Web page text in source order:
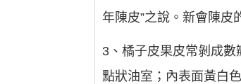
年陳皮”之說。新會陳皮
3、橘子皮果皮常剝成
點狀油室；內表面黃白